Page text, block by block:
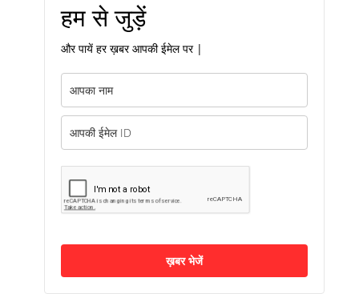
हम से जुड़ें
और पायें हर ख़बर आपकी ईमेल पर |
ख़बर भेजें